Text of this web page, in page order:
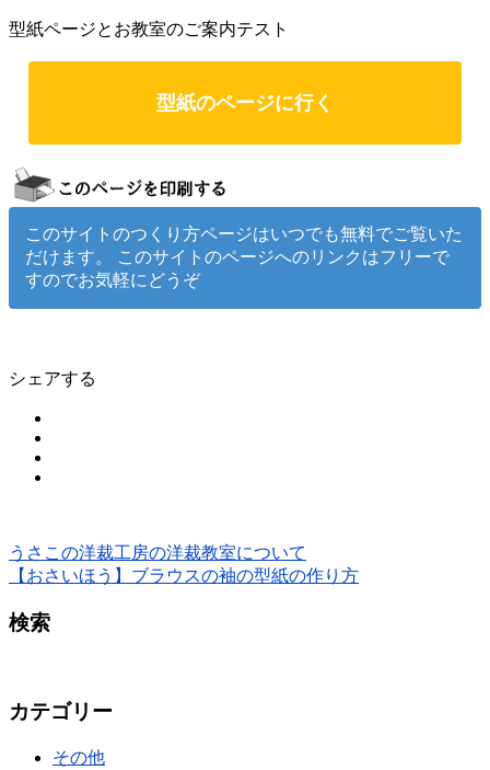
型紙ページとお教室のご案内テスト
型紙のページに行く
このサイトのつくり方ページはいつでも無料でご覧いた
だけます。 このサイトのページへのリンクはフリーで
すのでお気軽にどうぞ
シェアする
うさこの洋裁工房の洋裁教室について
【おさいほう】ブラウスの袖の型紙の作り方
検索
カテゴリー
その他